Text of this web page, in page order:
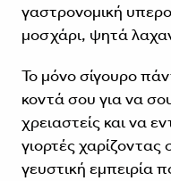
γαστρονομική
μοσχάρι, ψητά
Το μόνο σίγουρο
κοντά σου για να
χρειαστείς και να
γιορτές
γευστική εμπειρία